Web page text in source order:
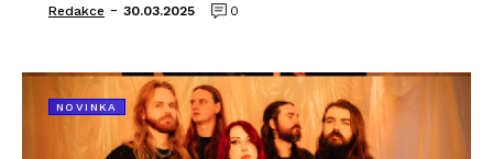
Redakce - 30.03.2025 0
NOVINKA